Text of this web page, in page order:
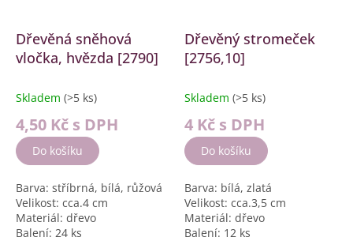
Dřevěná sněhová
vločka, hvězda [2790]
Skladem (>5 ks)
4,50 Kč s DPH
Do košíku
Barva: stříbrná, bílá, růžová
Velikost: cca.4 cm
Materiál: dřevo
Balení: 24 ks
Dřevěný stromeček
[2756,10]
Skladem (>5 ks)
4 Kč s DPH
Do košíku
Barva: bílá, zlatá
Velikost: cca.3,5 cm
Materiál: dřevo
Balení: 12 ks